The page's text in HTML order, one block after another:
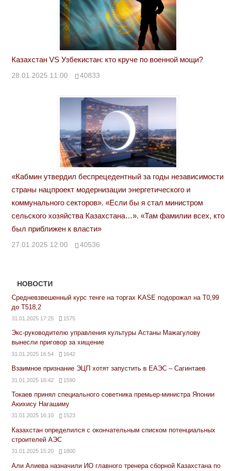
Казахстан VS Узбекистан: кто круче по военной мощи?
28.01.2025 11:00 40833
«Кабмин утвердил беспрецедентный за годы независимости
страны нацпроект модернизации энергетического и
коммунального секторов». «Если бы я стал министром
сельского хозяйства Казахстана…». «Там фамилии всех, кто
был приближен к власти»
27.01.2025 12:00 40536
НОВОСТИ
Средневзвешенный курс тенге на торгах KASE подорожал на Т0,99
до Т518,2
31.01.2025 17:25 1575
Экс-руководителю управления культуры Астаны Мажагулову
вынесли приговор за хищение
31.01.2025 16:54 1642
Взаимное признание ЭЦП хотят запустить в ЕАЭС – Сагинтаев
31.01.2025 16:42 1590
Токаев принял специального советника премьер-министра Японии
Акихису Нагашиму
31.01.2025 16:10 1523
Казахстан определился с окончательным списком потенциальных
строителей АЭС
31.01.2025 15:20 1800
Али Алиева назначили ИО главного тренера сборной Казахстана по